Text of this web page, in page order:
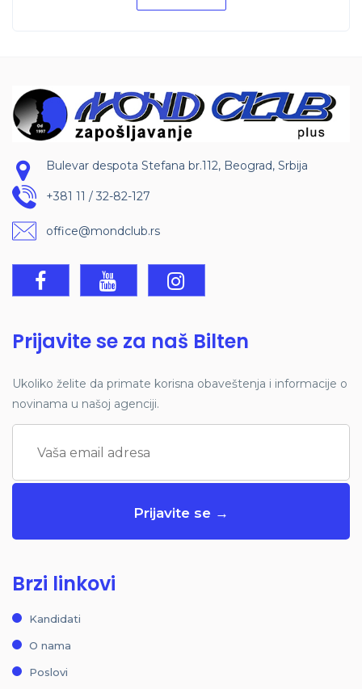
Bulevar despota Stefana br.112, Beograd, Srbija
+381 11 / 32-82-127
office@mondclub.rs
Prijavite se za naš Bilten
Ukoliko želite da primate korisna obaveštenja i informacije o
novinama u našoj agenciji.
Brzi linkovi
Kandidati
O nama
Poslovi